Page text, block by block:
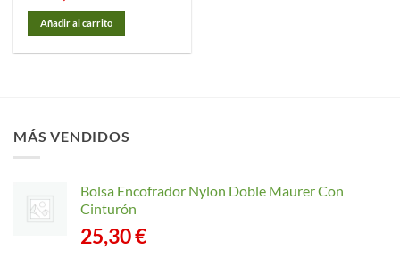
Añadir al carrito
MÁS VENDIDOS
Bolsa Encofrador Nylon Doble Maurer Con
Cinturón
25,30€